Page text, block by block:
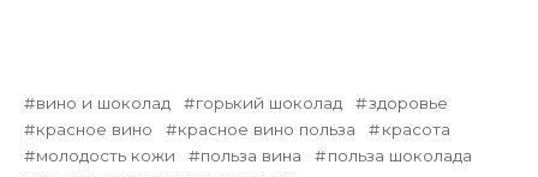
вино и шоколад горький шоколад
здоровье
красное вино
красное вино польза
красота
молодость кожи
польза вина
польза шоколада